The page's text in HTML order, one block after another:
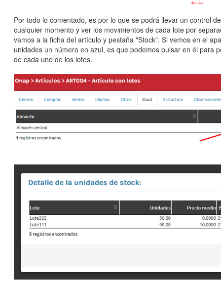
Por todo lo comentado, es por lo que se podrá llevar un control
cualquier momento y ver los movimientos de cada lote por
vamos a la ficha del artículo y pestaña "Stock". Si vemos en el
unidades un número en azul, es que podemos pulsar en él para
de cada uno de los lotes.